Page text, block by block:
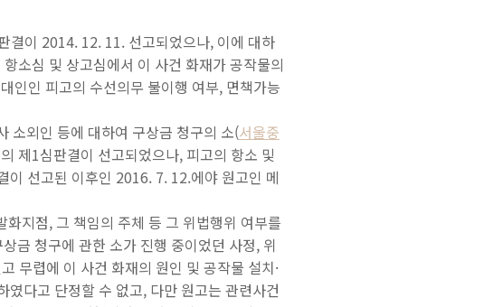
결이 2014. 12. 11. 선고되었으나, 이에 대하
소심 및 상고심에서 이 사건 화재가 공작물의
인인 피고의 수선의무 불이행 여부, 면책가능
소외인 등에 대하여 구상금 청구의 소(서울중
제1심판결이 선고되었으나, 피고의 항소 및
이 선고된 이후인 2016. 7. 12.에야 원고인 메
지점, 그 책임의 주체 등 그 위법행위 여부를
금 청구에 관한 소가 진행 중이었던 사정, 위
무렵에 이 사건 화재의 원인 및 공작물 설치·
다고 단정할 수 없고, 다만 원고는 관련사건